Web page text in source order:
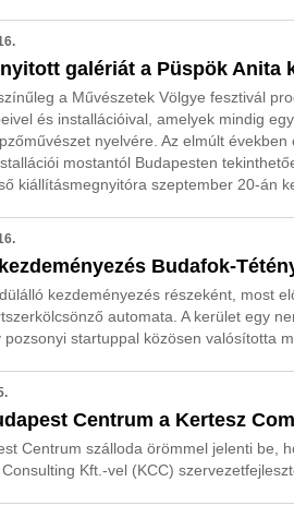
galériát a Püspök Anita
a Művészetek Völgye fesztivál
és installációival, amelyek mindig
nyelvére. Az elmúlt
mostantól Budapesten
kiállításmegnyitóra szeptember 20-án
Budafok-
kezdeményezés részeként, most
automata. A kerület egy
pozsonyi startuppal közösen valósította
Centrum a Kertesz
Centrum szálloda örömmel jelenti be,
Kft.-vel (KCC)